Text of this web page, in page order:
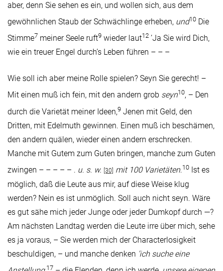
aber, denn Sie sehen es ein, und wollen sich, aus dem
gewöhnlichen Staub der Schwächlinge erheben, und10 Die
Stimme7 meiner Seele ruft9 wieder laut12 ’Ja Sie wird Dich,
wie ein treuer Engel durch’s Leben führen – – –
Wie soll ich aber meine Rolle spielen? Seyn Sie gerecht! –
Mit einen muß ich fein, mit den andern grob seyn10, – Den
durch die Varietät meiner Ideen,9 Jenen mit Geld, den
Dritten, mit Edelmuth gewinnen. Einen muß ich beschämen,
den andern quälen, wieder einen andern erschrecken.
Manche mit Gutem zum Guten bringen, manche zum Guten
zwingen – – – – – . u. s. w. [30] mit 100 Varietäten.10 Ist es
möglich, daß die Leute aus mir, auf diese Weise klug
werden? Nein es ist unmöglich. Soll auch nicht seyn. Wäre
es gut sähe mich jeder Junge oder jeder Dumkopf durch —?
Am nächsten Landtag werden die Leute irre über mich, sehe
es ja voraus, – Sie werden mich der Characterlosigkeit
beschuldigen, – und manche denken ’ich suche eine
17